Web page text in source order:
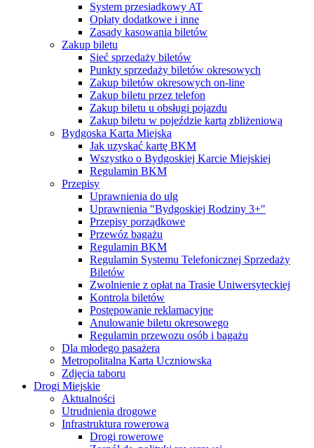
System przesiadkowy AT
Opłaty dodatkowe i inne
Zasady kasowania biletów
Zakup biletu
Sieć sprzedaży biletów
Punkty sprzedaży biletów okresowych
Zakup biletów okresowych on-line
Zakup biletu przez telefon
Zakup biletu u obsługi pojazdu
Zakup biletu w pojeździe kartą zbliżeniową
Bydgoska Karta Miejska
Jak uzyskać kartę BKM
Wszystko o Bydgoskiej Karcie Miejskiej
Regulamin BKM
Przepisy
Uprawnienia do ulg
Uprawnienia "Bydgoskiej Rodziny 3+"
Przepisy porządkowe
Przewóz bagażu
Regulamin BKM
Regulamin Systemu Telefonicznej Sprzedaży
Biletów
Zwolnienie z opłat na Trasie Uniwersyteckiej
Kontrola biletów
Postępowanie reklamacyjne
Anulowanie biletu okresowego
Regulamin przewozu osób i bagażu
Dla młodego pasażera
Metropolitalna Karta Uczniowska
Zdjęcia taboru
Drogi Miejskie
Aktualności
Utrudnienia drogowe
Infrastruktura rowerowa
Drogi rowerowe